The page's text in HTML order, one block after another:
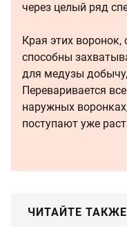
через целый ряд
Края этих воронок,
способны
для медузы
Переваривается
наружных
поступают уже
ЧИТАЙТЕ ТАКЖЕ